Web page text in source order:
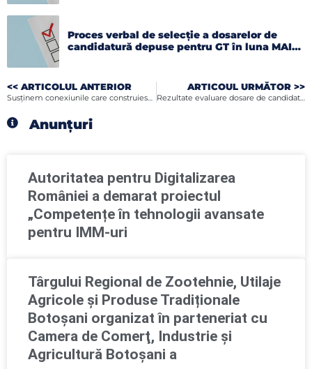
Proces verbal de selecție a dosarelor de
candidatură depuse pentru GT în luna MAI
<< ARTICOLUL ANTERIOR
Susținem conexiunile care construiesc viitorul antreprenoriatului local!
ARTICOUL URMĂTOR >>
Rezultate evaluare dosare de candidatura luna septembrie in cadrul proiectului Digital IQ 330612
Anunțuri
Autoritatea pentru Digitalizarea
României a demarat proiectul
„Competențe în tehnologii avansate
pentru IMM-uri
Târgului Regional de Zootehnie, Utilaje
Agricole și Produse Tradiționale
Botoșani organizat în parteneriat cu
Camera de Comerţ, Industrie şi
Agricultură Botoşani a